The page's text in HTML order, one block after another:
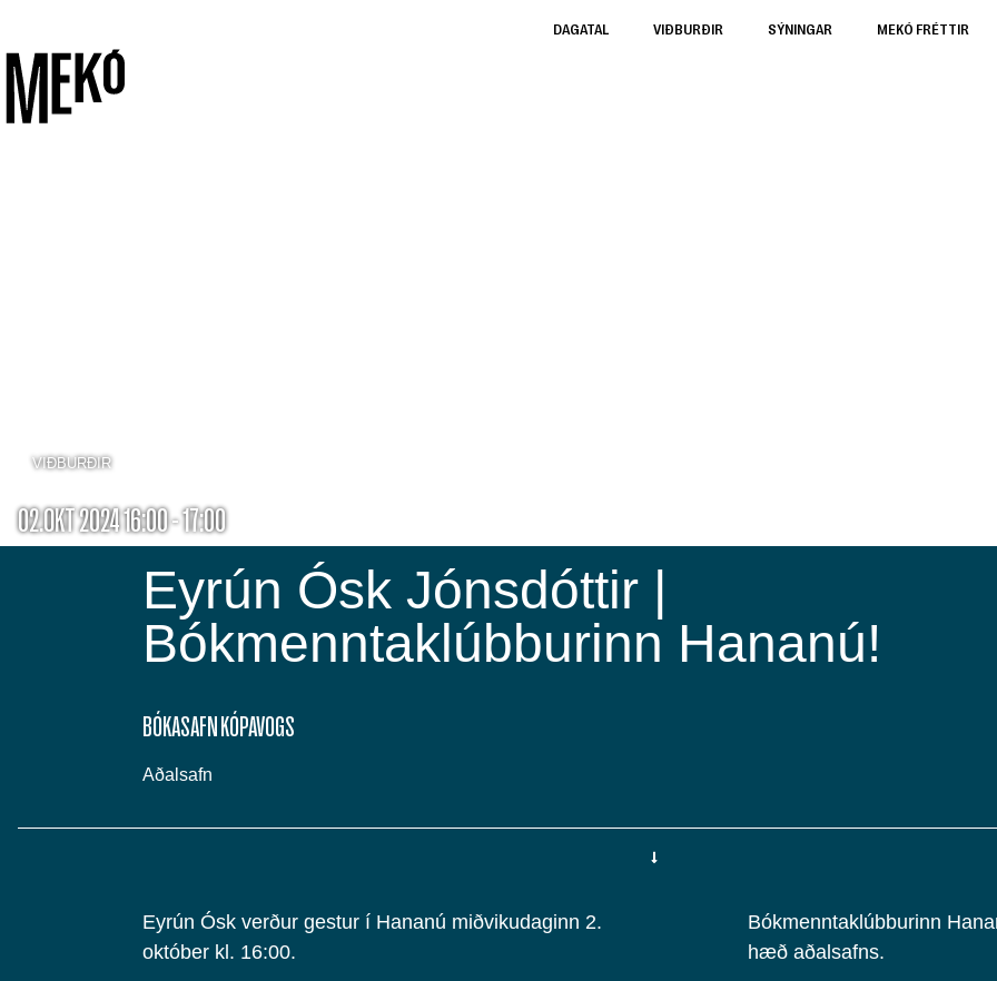
DAGATAL VIÐBURÐIR SÝNINGAR MEKÓ FRÉTTIR
VIÐBURÐIR
02.OKT 2024 16:00 - 17:00
Eyrún Ósk Jónsdóttir |
Bókmenntaklúbburinn Hananú!
BÓKASAFN KÓPAVOGS
Aðalsafn
Eyrún Ósk verður gestur í Hananú miðvikudaginn 2.
október kl. 16:00.
Bókmenntaklúbburinn
hæð aðalsafns.